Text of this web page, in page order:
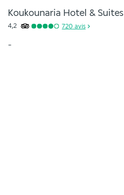
Koukounaria Hotel & Suites
4,2 720 avis
-